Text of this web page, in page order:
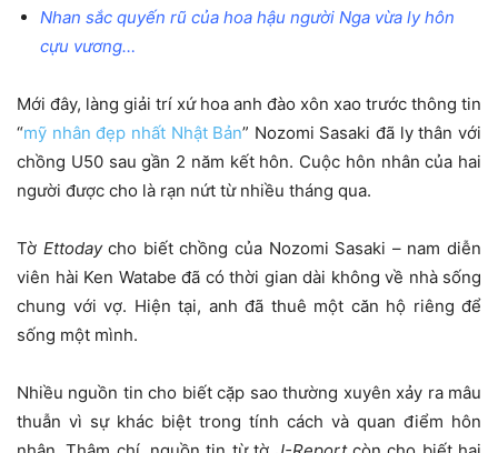
Nhan sắc quyến rũ của hoa hậu người Nga vừa ly hôn
cựu vương…
Mới đây, làng giải trí xứ hoa anh đào xôn xao trước thông tin
“mỹ nhân đẹp nhất Nhật Bản” Nozomi Sasaki đã ly thân với
chồng U50 sau gần 2 năm kết hôn. Cuộc hôn nhân của hai
người được cho là rạn nứt từ nhiều tháng qua.
Tờ Ettodaycho biết chồng của Nozomi Sasaki – nam diễn
viên hài Ken Watabe đã có thời gian dài không về nhà sống
chung với vợ. Hiện tại, anh đã thuê một căn hộ riêng để
sống một mình.
Nhiều nguồn tin cho biết cặp sao thường xuyên xảy ra mâu
thuẫn vì sự khác biệt trong tính cách và quan điểm hôn